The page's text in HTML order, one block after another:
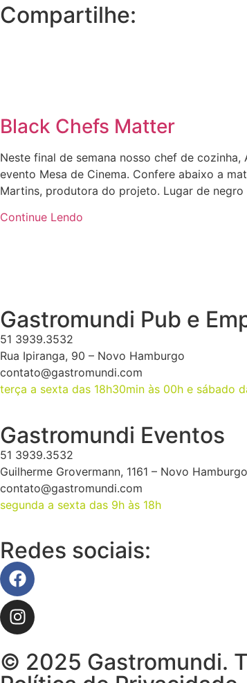
Compartilhe:
Black Chefs Matter
Neste final de semana nosso chef de
evento Mesa de Cinema. Confere abaixo a
Martins, produtora do projeto. Lugar de
Continue Lendo
Gastromundi Pub e
51 3939.3532
Rua Ipiranga, 90 – Novo Hamburgo
contato@gastromundi.com
terça a sexta das 18h30min às 00h e sábado
Gastromundi Eventos
51 3939.3532
Guilherme Grovermann, 1161 – Novo
contato@gastromundi.com
segunda a sexta das 9h às 18h
Redes sociais:
© 2025 Gastromundi.